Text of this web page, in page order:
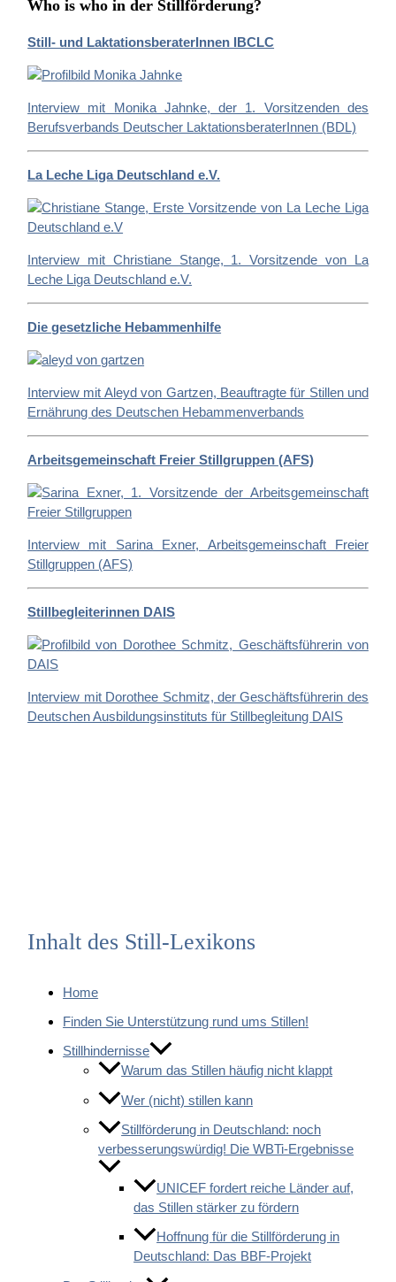
Who is who in der Stillförderung?
Still- und LaktationsberaterInnen IBCLC
Interview mit Monika Jahnke, der 1. Vorsitzenden des
Berufsverbands Deutscher LaktationsberaterInnen (BDL)
La Leche Liga Deutschland e.V.
Interview mit Christiane Stange, 1. Vorsitzende von La
Leche Liga Deutschland e.V.
Die gesetzliche Hebammenhilfe
Interview mit Aleyd von Gartzen, Beauftragte für Stillen und
Ernährung des Deutschen Hebammenverbands
Arbeitsgemeinschaft Freier Stillgruppen (AFS)
Interview mit Sarina Exner, Arbeitsgemeinschaft Freier
Stillgruppen (AFS)
Stillbegleiterinnen DAIS
Interview mit Dorothee Schmitz, der Geschäftsführerin des
Deutschen Ausbildungsinstituts für Stillbegleitung DAIS
Inhalt des Still-Lexikons
Home
Finden Sie Unterstützung rund ums Stillen!
Stillhindernisse
Warum das Stillen häufig nicht klappt
Wer (nicht) stillen kann
Stillförderung in Deutschland: noch
verbesserungswürdig! Die WBTi-Ergebnisse
UNICEF fordert reiche Länder auf,
das Stillen stärker zu fördern
Hoffnung für die Stillförderung in
Deutschland: Das BBF-Projekt